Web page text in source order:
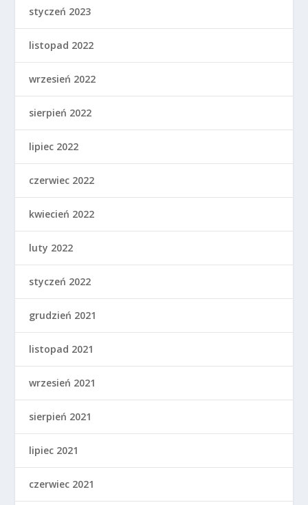
styczeń 2023
listopad 2022
wrzesień 2022
sierpień 2022
lipiec 2022
czerwiec 2022
kwiecień 2022
luty 2022
styczeń 2022
grudzień 2021
listopad 2021
wrzesień 2021
sierpień 2021
lipiec 2021
czerwiec 2021